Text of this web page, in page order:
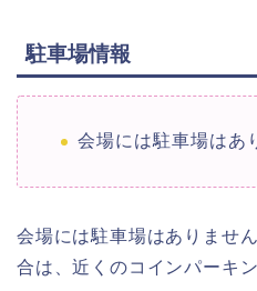
駐車場情報
会場には駐車場はあ
会場には駐車場はありませ
合は、近くのコインパーキ